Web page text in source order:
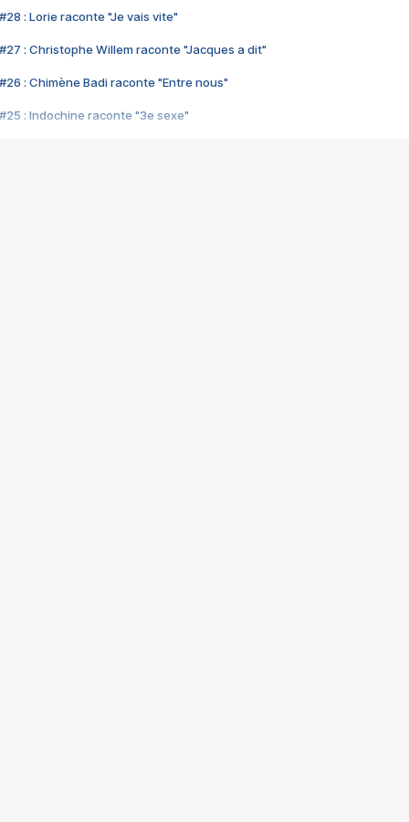
#28 : Lorie raconte "Je vais vite"
#27 : Christophe Willem raconte "Jacques a dit"
#26 : Chimène Badi raconte "Entre nous"
#25 : Indochine raconte "3e sexe"